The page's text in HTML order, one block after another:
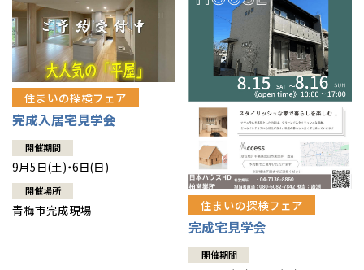
住まいの探検フェア
完成入居宅見学会
開催期間
9月5日(土)・6日(日)
開催場所
青梅市完成現場 住まいの探検フェア
完成宅見学会
開催期間